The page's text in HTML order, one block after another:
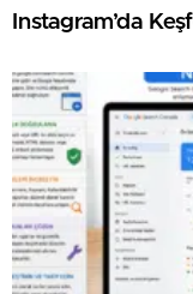
⁠Instagram’da